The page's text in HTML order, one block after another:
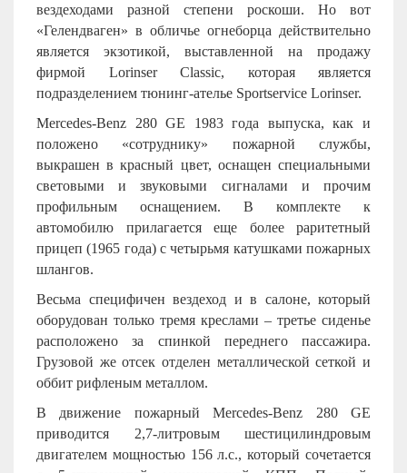
вездеходами разной степени роскоши. Но вот
«Гелендваген» в обличье огнеборца действительно
является экзотикой, выставленной на продажу
фирмой Lorinser Classic, которая является
подразделением тюнинг-ателье Sportservice Lorinser.
Mercedes-Benz 280 GE 1983 года выпуска, как и
положено «сотруднику» пожарной службы,
выкрашен в красный цвет, оснащен специальными
световыми и звуковыми сигналами и прочим
профильным оснащением. В комплекте к
автомобилю прилагается еще более раритетный
прицеп (1965 года) с четырьмя катушками пожарных
шлангов.
Весьма специфичен вездеход и в салоне, который
оборудован только тремя креслами – третье сиденье
расположено за спинкой переднего пассажира.
Грузовой же отсек отделен металлической сеткой и
оббит рифленым металлом.
В движение пожарный Mercedes-Benz 280 GE
приводится 2,7-литровым шестицилиндровым
двигателем мощностью 156 л.с., который сочетается